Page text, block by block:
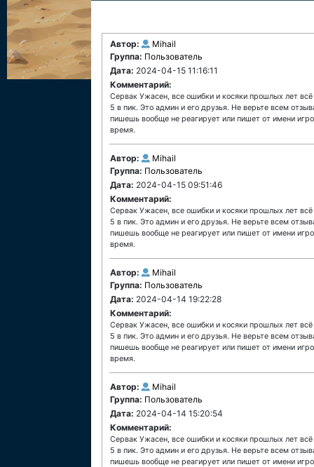
Автор:
Mihail
Группа: Пользователь
Дата: 2024-04-15 11:16:11
Комментарий:
Сервак Ужасен, все ошибки и косяки прошлых лет
5 в пик. Это админ и его друзья. Не верьте всем
пишешь вообще не реагирует или пишет от имени
время.
Автор:
Mihail
Группа: Пользователь
Дата: 2024-04-15 09:51:46
Комментарий:
Сервак Ужасен, все ошибки и косяки прошлых лет
5 в пик. Это админ и его друзья. Не верьте всем
пишешь вообще не реагирует или пишет от имени
время.
Автор:
Mihail
Группа: Пользователь
Дата: 2024-04-14 19:22:28
Комментарий:
Сервак Ужасен, все ошибки и косяки прошлых лет
5 в пик. Это админ и его друзья. Не верьте всем
пишешь вообще не реагирует или пишет от имени
время.
Автор:
Mihail
Группа: Пользователь
Дата: 2024-04-14 15:20:54
Комментарий:
Сервак Ужасен, все ошибки и косяки прошлых лет
5 в пик. Это админ и его друзья. Не верьте всем
пишешь вообще не реагирует или пишет от имени